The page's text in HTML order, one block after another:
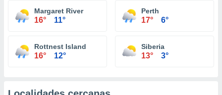
Margaret River
16° 11°
Perth
17° 6°
Rottnest Island
16° 12°
Siberia
13° 3°